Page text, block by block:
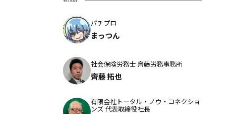
パチプロ
まっつん
社会保険労務士 齊藤労務事務所
齊藤 拓也
有限会社トータル・ノウ・コネクショ
ンズ 代表取締役社長